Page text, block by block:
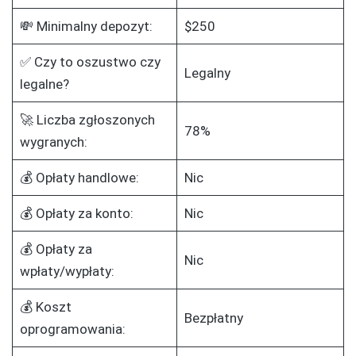
💸 Minimalny depozyt: $250
✅ Czy to oszustwo czy
legalne?
Legalny
🚀 Liczba zgłoszonych
wygranych:
78%
💰 Opłaty handlowe: Nic
💰 Opłaty za konto: Nic
💰 Opłaty za
wpłaty/wypłaty:
Nic
💰 Koszt
oprogramowania:
Bezpłatny